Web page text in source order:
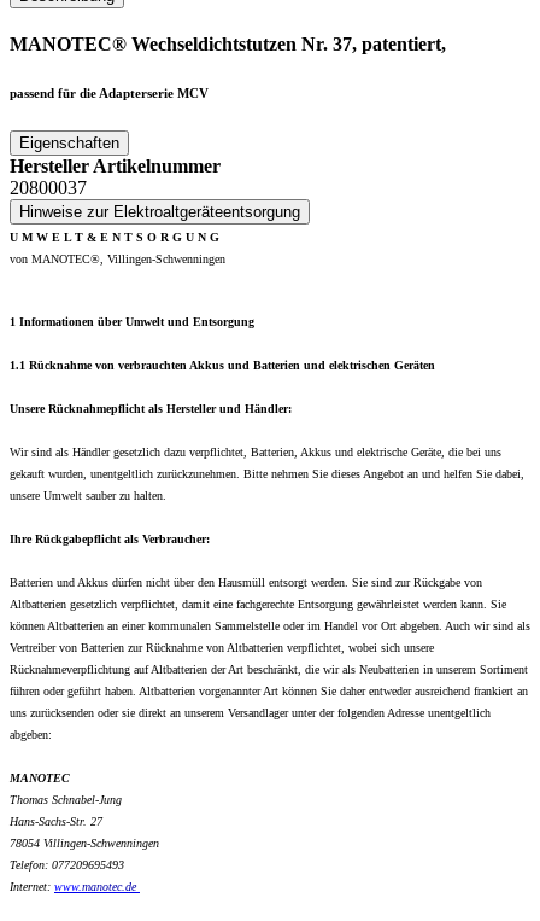
MANOTEC® Wechseldichtstutzen Nr. 37, patentiert,
passend für die Adapterserie MCV
Eigenschaften
Hersteller Artikelnummer
20800037
Hinweise zur Elektroaltgeräteentsorgung
U M W E L T & E N T S O R G U N G
von MANOTEC®, Villingen-Schwenningen
1 Informationen über Umwelt und Entsorgung
1.1 Rücknahme von verbrauchten Akkus und Batterien und elektrischen Geräten
Unsere Rücknahmepflicht als Hersteller und Händler:
Wir sind als Händler gesetzlich dazu verpflichtet, Batterien, Akkus und elektrische Geräte, die bei uns
gekauft wurden, unentgeltlich zurückzunehmen. Bitte nehmen Sie dieses Angebot an und helfen Sie dabei,
unsere Umwelt sauber zu halten.
Ihre Rückgabepflicht als Verbraucher:
Batterien und Akkus dürfen nicht über den Hausmüll entsorgt werden. Sie sind zur Rückgabe von
Altbatterien gesetzlich verpflichtet, damit eine fachgerechte Entsorgung gewährleistet werden kann. Sie
können Altbatterien an einer kommunalen Sammelstelle oder im Handel vor Ort abgeben. Auch wir sind als
Vertreiber von Batterien zur Rücknahme von Altbatterien verpflichtet, wobei sich unsere
Rücknahmeverpflichtung auf Altbatterien der Art beschränkt, die wir als Neubatterien in unserem Sortiment
führen oder geführt haben. Altbatterien vorgenannter Art können Sie daher entweder ausreichend frankiert an
uns zurücksenden oder sie direkt an unserem Versandlager unter der folgenden Adresse unentgeltlich
abgeben:
MANOTEC
Thomas Schnabel-Jung
Hans-Sachs-Str. 27
78054 Villingen-Schwenningen
Telefon: 077209695493
Internet: www.manotec.de